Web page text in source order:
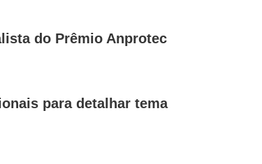
do Prêmio Anprotec
para detalhar tema